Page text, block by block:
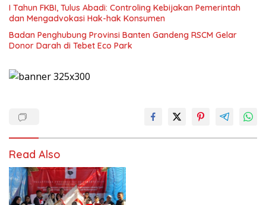
I Tahun FKBI, Tulus Abadi: Controling Kebijakan Pemerintah
dan Mengadvokasi Hak-hak Konsumen
Badan Penghubung Provinsi Banten Gandeng RSCM Gelar
Donor Darah di Tebet Eco Park
Read Also